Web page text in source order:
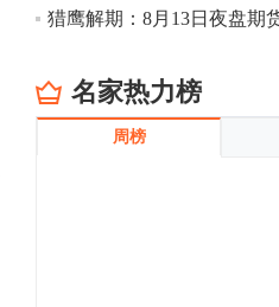
CBOT大豆期货市场上涨，
影响，夜盘连粕高位窄幅震
操作为主。 ...
13:54
8月5日消息，内外盘贵金
金主力合约涨停，涨幅
名家热力榜
周榜